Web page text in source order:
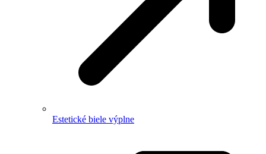
Estetické biele výplne